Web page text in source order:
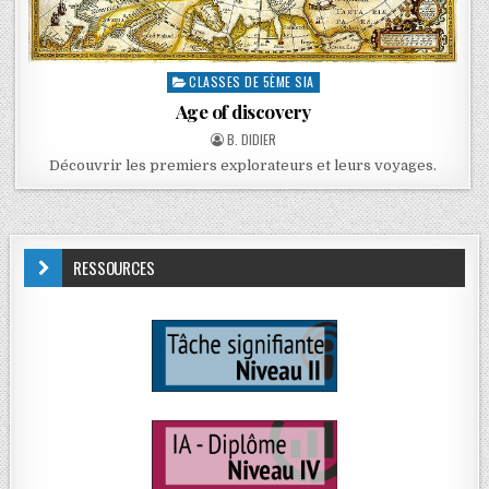
CLASSES DE 5ÈME SIA
Age of discovery
B. DIDIER
Découvrir les premiers explorateurs et leurs voyages.
RESSOURCES